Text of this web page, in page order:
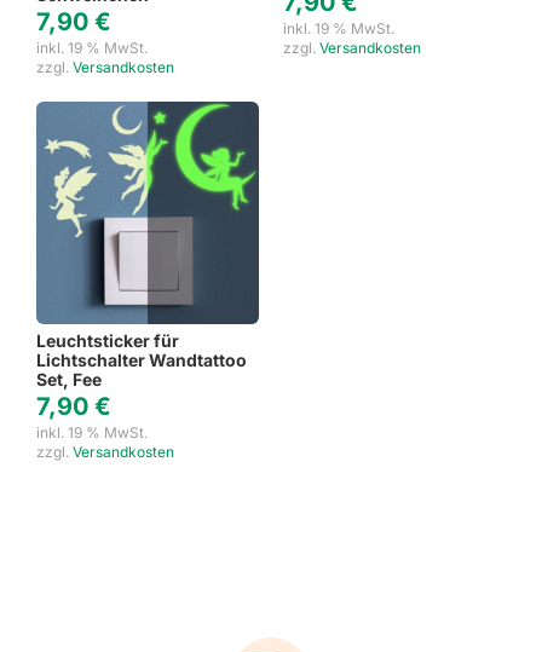
7,90 €
inkl. 19 % MwSt.
zzgl. Versandkosten
inkl. 19 % MwSt.
zzgl. Versandkosten
Leuchtsticker für
Lichtschalter Wandtattoo
Set, Fee
7,90 €
inkl. 19 % MwSt.
zzgl. Versandkosten